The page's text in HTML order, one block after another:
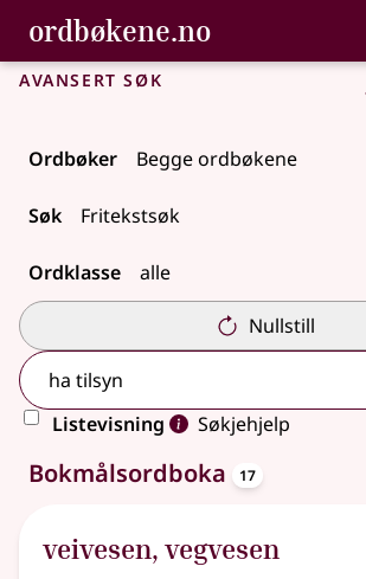
Gå til hovudinnhald
Tilgjenge
ordbøkene.no,
Bokmålsordboka og Nynorskordboka
Avansert søk
Ordbøker
Søk
Ordklasse
Nullstill
Listevisning
Søkjehjelp
33 treff
Bokmålsordboka 17
veivesen, vegvesen